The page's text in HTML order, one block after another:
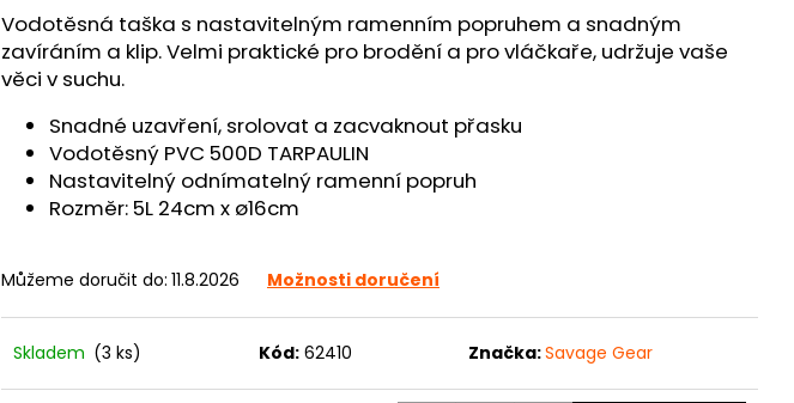
hvězdiček.
Vodotěsná taška s nastavitelným ramenním popruhem a snadným
zavíráním a klip. Velmi praktické pro brodění a pro vláčkaře, udržuje vaše
věci v suchu.
Snadné uzavření, srolovat a zacvaknout přasku
Vodotěsný PVC 500D TARPAULIN
Nastavitelný odnímatelný ramenní popruh
Rozměr: 5L 24cm x ø16cm
Můžeme doručit do: 11.8.2026 Možnosti doručení
Skladem (3 ks) Kód: 62410 Značka:Savage Gear